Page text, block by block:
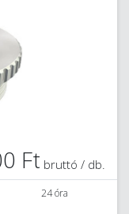
Ft bruttó / db.
24 óra